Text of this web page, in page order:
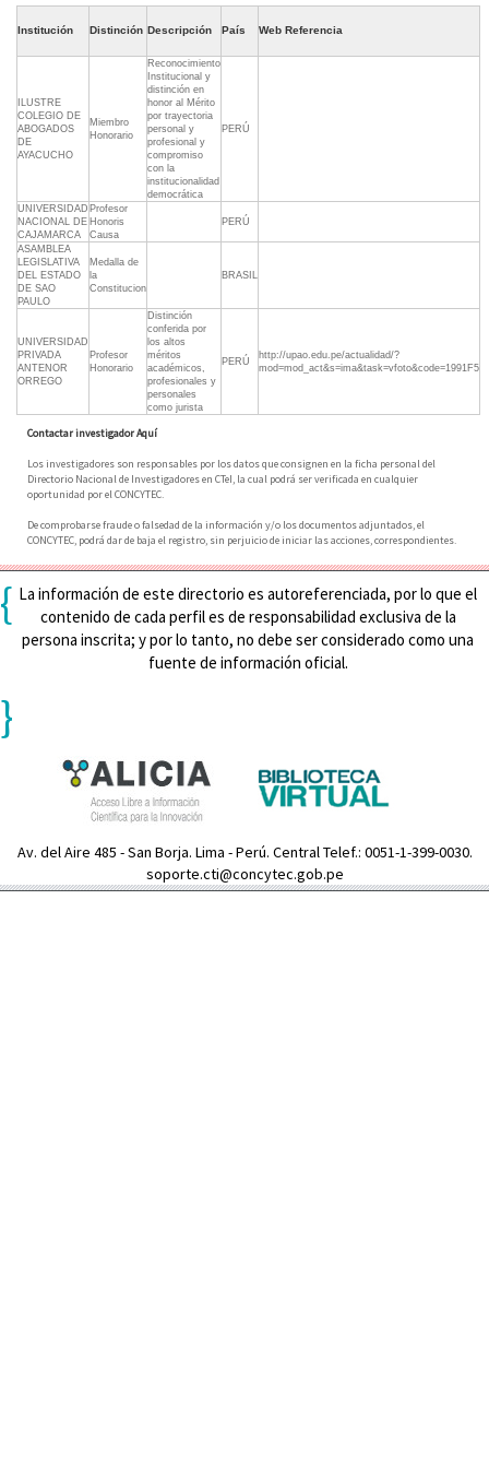
Institución Distinción Descripción País Web Referencia
ILUSTRE
COLEGIO DE
ABOGADOS
DE
AYACUCHO
Miembro
Honorario
Reconocimiento
Institucional y
distinción en
honor al Mérito
por trayectoria
personal y
profesional y
compromiso
con la
institucionalidad
democrática
PERÚ
UNIVERSIDAD
NACIONAL DE
CAJAMARCA
Profesor
Honoris
Causa
PERÚ
ASAMBLEA
LEGISLATIVA
DEL ESTADO
DE SAO
PAULO
Medalla de
la
Constitucion
BRASIL
UNIVERSIDAD
PRIVADA
ANTENOR
ORREGO
Profesor
Honorario
Distinción
conferida por
los altos
méritos
académicos,
profesionales y
personales
como jurista
PERÚ
http://upao.edu.pe/actualidad/?
mod=mod_act&s=ima&task=vfoto&code=1991F5
Contactar investigador Aquí
Los investigadores son responsables por los datos que consignen en la ficha personal del
Directorio Nacional de Investigadores en CTeI, la cual podrá ser verificada en cualquier
oportunidad por el CONCYTEC.
De comprobarse fraude o falsedad de la información y/o los documentos adjuntados, el
CONCYTEC, podrá dar de baja el registro, sin perjuicio de iniciar las acciones, correspondientes.
{ La información de este directorio es autoreferenciada, por lo que el
contenido de cada perfil es de responsabilidad exclusiva de la
persona inscrita; y por lo tanto, no debe ser considerado como una
fuente de información oficial.
}
Av. del Aire 485 - San Borja. Lima - Perú. Central Telef.: 0051-1-399-0030.
soporte.cti@concytec.gob.pe